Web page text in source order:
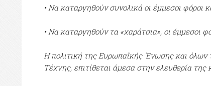
• Να καταργηθούν συνολικά οι έμμεσοι φόροι
• Να καταργηθούν τα «χαράτσια», οι έμμεσοι
Η πολιτική της Ευρωπαϊκής ΄Ενωσης και
Τέχνης, επιτίθεται άμεσα στην ελευθερία της